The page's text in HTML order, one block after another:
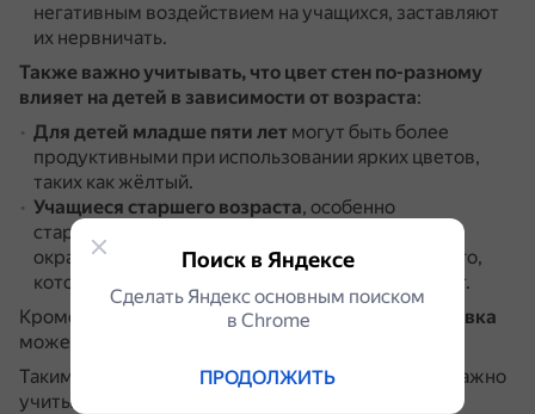
негативным воздействием на учащихся, заставляют
их нервничать.
Также важно учитывать, что цвет стен по-разному
влияет на детей в зависимости от возраста:
Для детей младше пяти лет могут быть более
продуктивными при использовании ярких цветов,
таких как жёлтый.
Учащиеся старшего возраста, особенно
старшеклассники, лучше работают в комнатах,
окрашенных в светлые оттенки синего и зелёного,
которые вызывают меньше стресса и отвлекают.
Кроме того,
одноцветная, однообразная обстановка
может негативно сказаться на обучающихся.
Таким образом, при выборе цвета стен в классе важно
учитывать возраст учащихся и их эмоциональное
Поиск в Яндексе
Сделать Яндекс основным поиском
в Сhrome
ПРОДОЛЖИТЬ